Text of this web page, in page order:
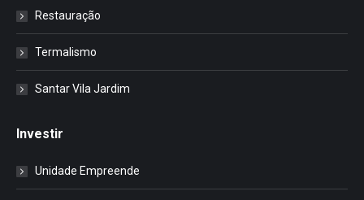
Restauração
Termalismo
Santar Vila Jardim
Investir
Unidade Empreende